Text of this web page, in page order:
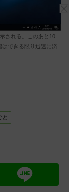
される。このあと10
はできる限り迅速に済
と